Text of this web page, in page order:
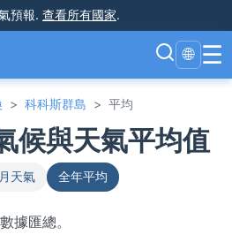
預報. 查看所有國家.
🌐 ☰
> 科科斯群島 > 平均
候與天氣平均值
天氣 全年平均
據匯總。